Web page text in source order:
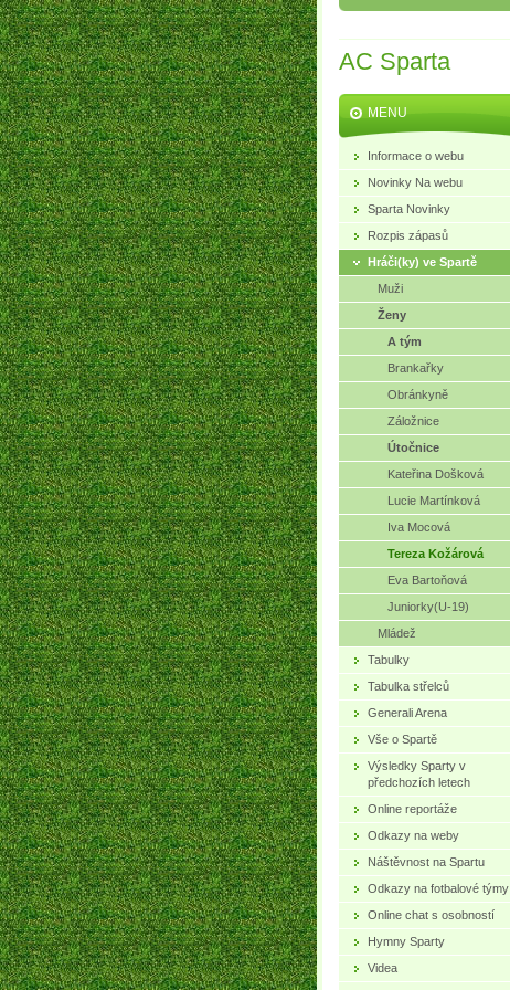
AC Sparta
MENU
Informace o webu
Novinky Na webu
Sparta Novinky
Rozpis zápasů
Hráči(ky) ve Spartě
Muži
Ženy
A tým
Brankařky
Obránkyně
Záložnice
Útočnice
Kateřina Došková
Lucie Martínková
Iva Mocová
Tereza Kožárová
Eva Bartoňová
Juniorky(U-19)
Mládež
Tabulky
Tabulka střelců
Generali Arena
Vše o Spartě
Výsledky Sparty v
předchozích letech
Online reportáže
Odkazy na weby
Náštěvnost na Spartu
Odkazy na fotbalové týmy
Online chat s osobností
Hymny Sparty
Videa